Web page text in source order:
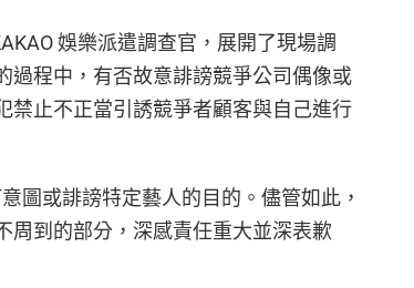
娛樂派遣調查官，展開了現場調
過程中，有否故意誹謗競爭公司偶像或
禁止不正當引誘競爭者顧客與自己進行
圖或誹謗特定藝人的目的。儘管如此，
周到的部分，深感責任重大並深表歉